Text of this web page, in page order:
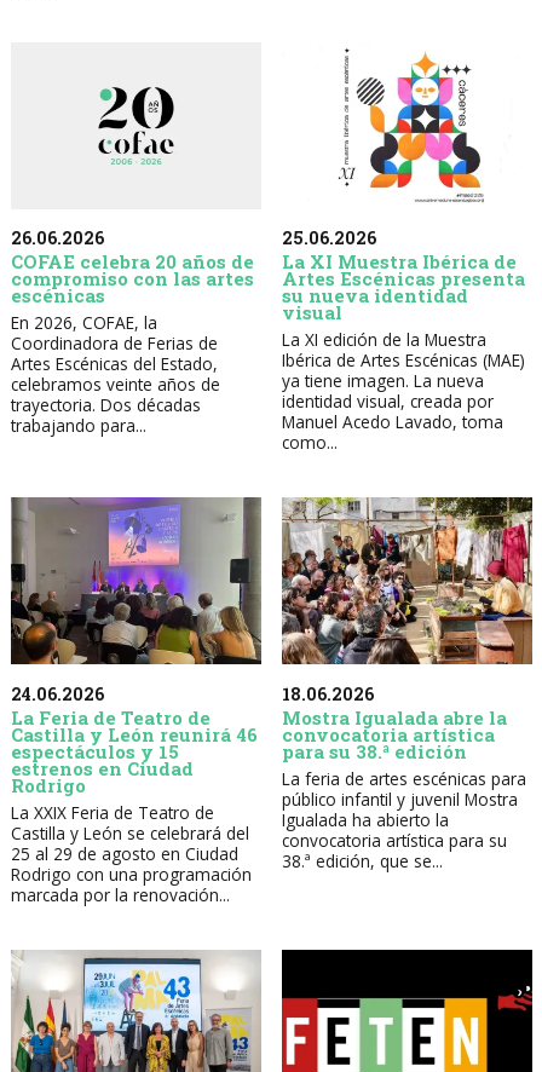
26.06.2026
COFAE celebra 20 años de
compromiso con las artes
escénicas
En 2026, COFAE, la
Coordinadora de Ferias de
Artes Escénicas del Estado,
celebramos veinte años de
trayectoria. Dos décadas
trabajando para...
25.06.2026
La XI Muestra Ibérica de
Artes Escénicas presenta
su nueva identidad
visual
La XI edición de la Muestra
Ibérica de Artes Escénicas (MAE)
ya tiene imagen. La nueva
identidad visual, creada por
Manuel Acedo Lavado, toma
como...
24.06.2026
La Feria de Teatro de
Castilla y León reunirá 46
espectáculos y 15
estrenos en Ciudad
Rodrigo
La XXIX Feria de Teatro de
Castilla y León se celebrará del
25 al 29 de agosto en Ciudad
Rodrigo con una programación
marcada por la renovación...
18.06.2026
Mostra Igualada abre la
convocatoria artística
para su 38.ª edición
La feria de artes escénicas para
público infantil y juvenil Mostra
Igualada ha abierto la
convocatoria artística para su
38.ª edición, que se...